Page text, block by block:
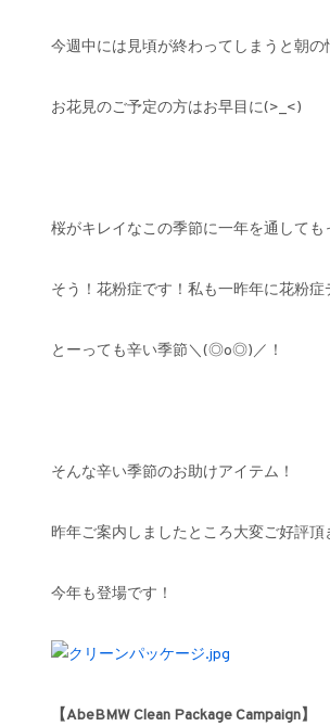
今週中には見頃が終わってしまうと朝
お花見のご予定の方はお早目に(>_<)
桜がキレイなこの季節に一年を通して
そう！花粉症です！私も一昨年に花粉
とーっても辛い季節＼(◎o◎)／！
そんな辛い季節のお助けアイテム！
昨年ご案内しましたところ大変ご好評頂
今年も登場です！
【AbeBMW Clean Package Campaign】